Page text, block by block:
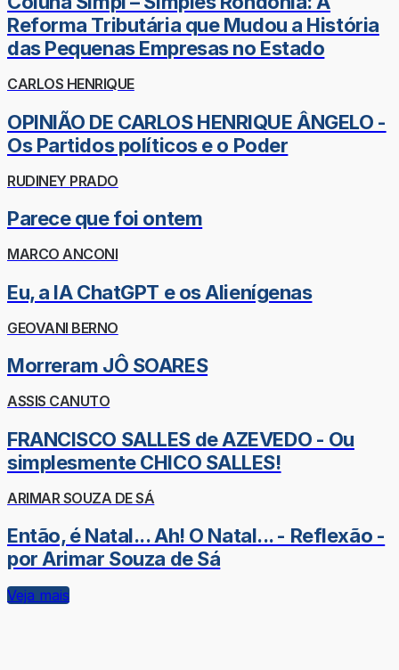
Reforma Tributária que Mudou a História
das Pequenas Empresas no Estado
CARLOS HENRIQUE
OPINIÃO DE CARLOS HENRIQUE ÂNGELO -
Os Partidos políticos e o Poder
RUDINEY PRADO
Parece que foi ontem
MARCO ANCONI
Eu, a IA ChatGPT e os Alienígenas
GEOVANI BERNO
Morreram JÔ SOARES
ASSIS CANUTO
FRANCISCO SALLES de AZEVEDO - Ou
simplesmente CHICO SALLES!
ARIMAR SOUZA DE SÁ
Então, é Natal... Ah! O Natal... - Reflexão -
por Arimar Souza de Sá
Veja mais